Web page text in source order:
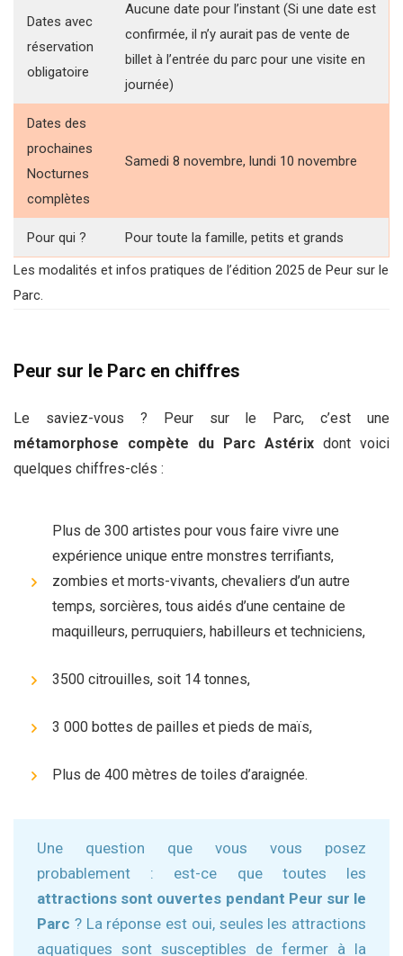
Dates avec
réservation
obligatoire
Aucune date pour l’instant (Si une date est
confirmée, il n’y aurait pas de vente de
billet à l’entrée du parc pour une visite en
journée)
Dates des
prochaines
Nocturnes
complètes
Samedi 8 novembre, lundi 10 novembre
Pour qui ?
Pour toute la famille, petits et grands
Les modalités et infos pratiques de l’édition 2025 de Peur sur le
Parc.
Peur sur le Parc en chiffres
Le saviez-vous ? Peur sur le Parc, c’est une
métamorphose compète du Parc Astérix dont voici
quelques chiffres-clés :
Plus de 300 artistes pour vous faire vivre une
expérience unique entre monstres terrifiants,
zombies et morts-vivants, chevaliers d’un autre
temps, sorcières, tous aidés d’une centaine de
maquilleurs, perruquiers, habilleurs et techniciens,
3500 citrouilles, soit 14 tonnes,
3 000 bottes de pailles et pieds de maïs,
Plus de 400 mètres de toiles d’araignée.
Une question que vous vous posez
probablement : est-ce que toutes les
attractions sont ouvertes pendant Peur sur le
Parc ? La réponse est oui, seules les attractions
aquatiques sont susceptibles de fermer à la